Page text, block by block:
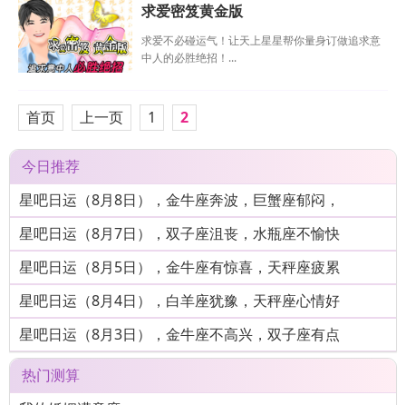
求爱密笈黄金版
求爱不必碰运气！让天上星星帮你量身订做追求意
中人的必胜绝招！...
首页 上一页 1 2
今日推荐
星吧日运（8月8日），金牛座奔波，巨蟹座郁闷，
星吧日运（8月7日），双子座沮丧，水瓶座不愉快
星吧日运（8月5日），金牛座有惊喜，天秤座疲累
星吧日运（8月4日），白羊座犹豫，天秤座心情好
星吧日运（8月3日），金牛座不高兴，双子座有点
热门测算